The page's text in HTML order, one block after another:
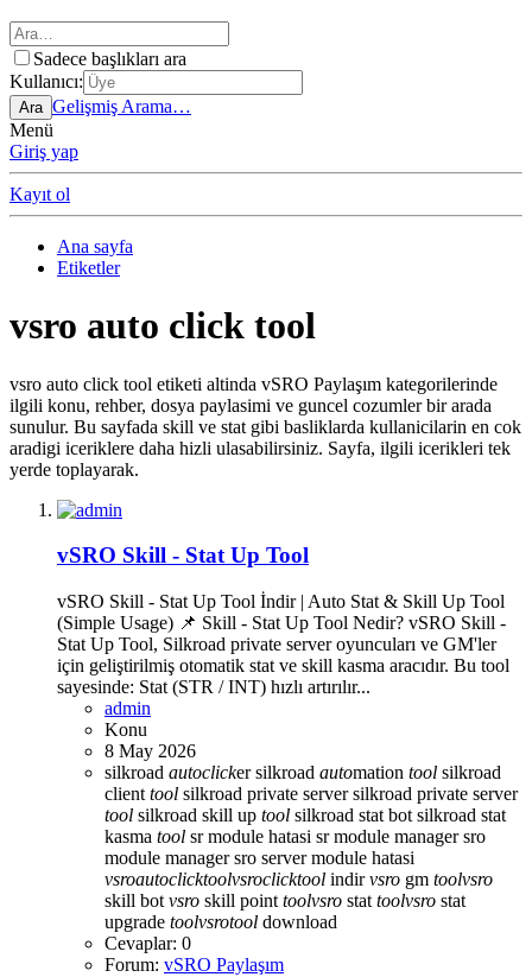
Sadece başlıkları ara
Kullanıcı:
Ara Gelişmiş Arama…
Menü
Giriş yap
Kayıt ol
Ana sayfa
Etiketler
vsro auto click tool
vsro auto click tool etiketi altinda vSRO Paylaşım kategorilerinde
ilgili konu, rehber, dosya paylasimi ve guncel cozumler bir arada
sunulur. Bu sayfada skill ve stat gibi basliklarda kullanicilarin en cok
aradigi iceriklere daha hizli ulasabilirsiniz. Sayfa, ilgili icerikleri tek
yerde toplayarak.
vSRO Skill - Stat Up Tool
vSRO Skill - Stat Up Tool İndir | Auto Stat & Skill Up Tool
(Simple Usage) 📌 Skill - Stat Up Tool Nedir? vSRO Skill -
Stat Up Tool, Silkroad private server oyuncuları ve GM'ler
için geliştirilmiş otomatik stat ve skill kasma aracıdır. Bu tool
sayesinde: Stat (STR / INT) hızlı artırılır...
admin
Konu
8 May 2026
silkroad autoclickersilkroad automation tool silkroad
client tool silkroad private serversilkroad private server
tool silkroad skill up tool silkroad stat bot silkroad stat
kasma tool sr module hatasi sr module managersro
module managersro server module hatasi
vsroautoclicktoolvsroclicktool indirvsro gm toolvsro
skill bot vsro skill point toolvsro stat toolvsro stat
upgrade toolvsrotool download
Cevaplar: 0
Forum: vSRO Paylaşım